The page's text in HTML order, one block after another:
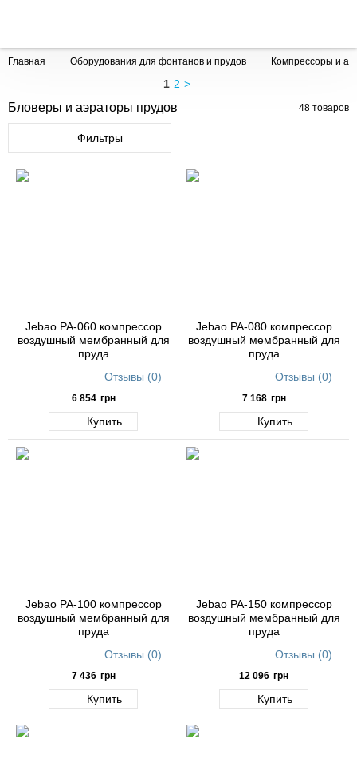
Главная Оборудования для фонтанов и прудов Компрессоры и
1 2 >
Бловеры и аэраторы прудов 48 товаров
Фильтры
Jebao PA-060 компрессор
воздушный мембранный для
пруда
Отзывы (0)
6 854 грн
Купить
Jebao PA-080 компрессор
воздушный мембранный для
пруда
Отзывы (0)
7 168 грн
Купить
Jebao PA-100 компрессор
воздушный мембранный для
пруда
Отзывы (0)
7 436 грн
Купить
Jebao PA-150 компрессор
воздушный мембранный для
пруда
Отзывы (0)
12 096 грн
Купить